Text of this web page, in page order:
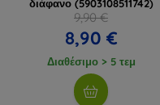
διάφανο (5903108511742)
9,90 €
8,90 €
Διαθέσιμο > 5 τεμ